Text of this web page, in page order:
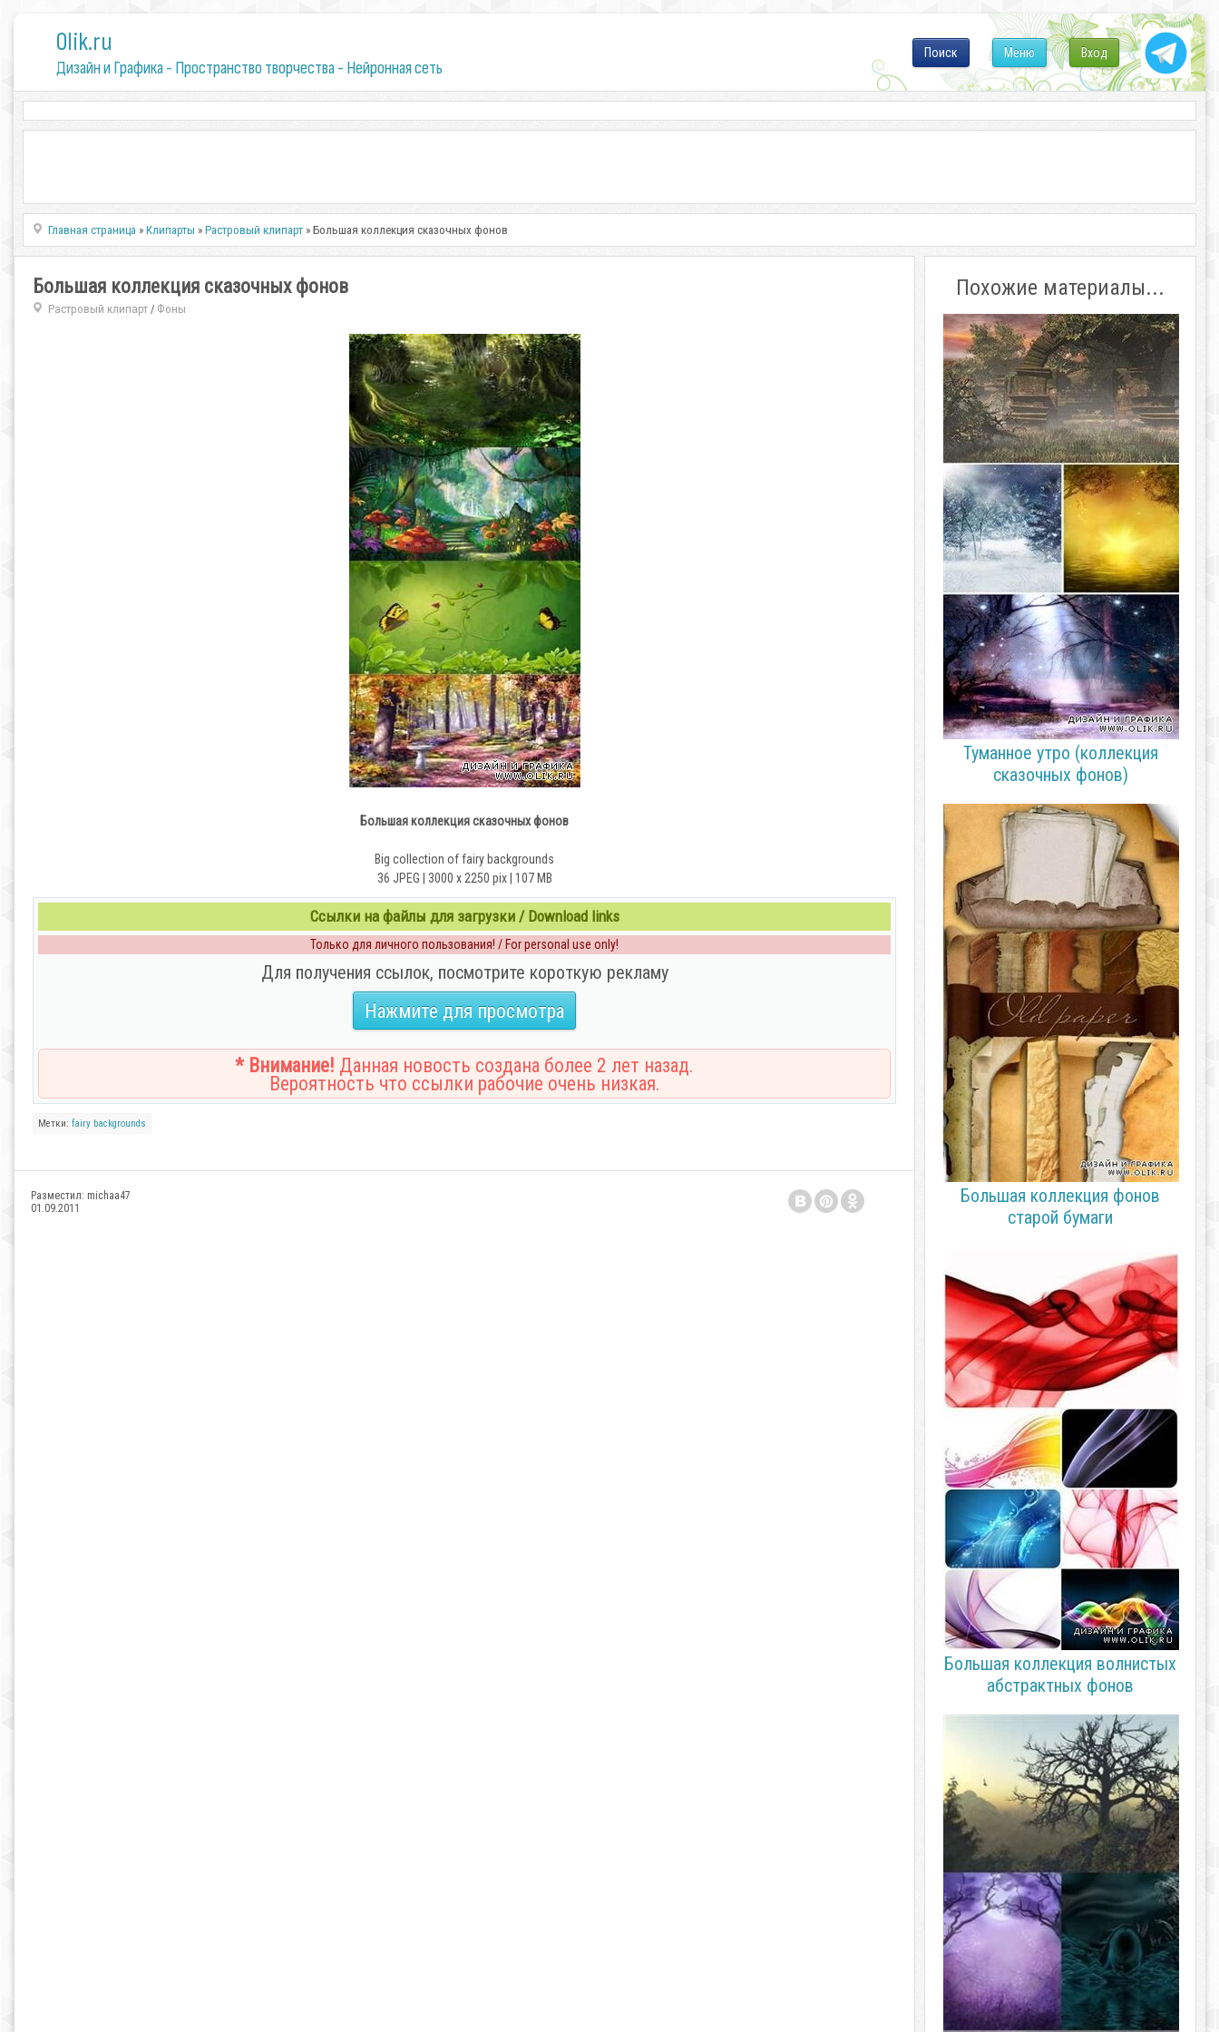
0lik.ru
Дизайн и Графика - Пространство творчества - Нейронная сеть
Вход
Меню
Поиск
Главная страница »Клипарты »Растровый клипарт » Большая коллекция сказочных фонов
Большая коллекция сказочных фонов
Растровый клипарт/ Фоны
Большая коллекция сказочных фонов
Big collection of fairy backgrounds
36 JPEG | 3000 х 2250 pix | 107 MB
Ссылки на файлы для загрузки / Download links
Только для личного пользования! / For personal use only!
Для получения ссылок, посмотрите короткую рекламу
Нажмите для просмотра
* Внимание! Данная новость создана более 2 лет назад.
Вероятность что ссылки рабочие очень низкая.
Метки: fairy backgrounds
Разместил: michaa47
01.09.2011
Похожие материалы...
Туманное утро (коллекция
сказочных фонов)
Большая коллекция фонов
старой бумаги
Большая коллекция волнистых
абстрактных фонов